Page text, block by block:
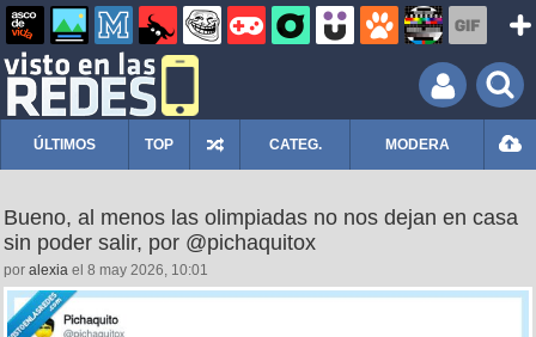
ÚLTIMOS TOP CATEG. MODERA
Bueno, al menos las olimpiadas no nos dejan en casa
sin poder salir, por @pichaquitox
por alexia el 8 may 2026, 10:01